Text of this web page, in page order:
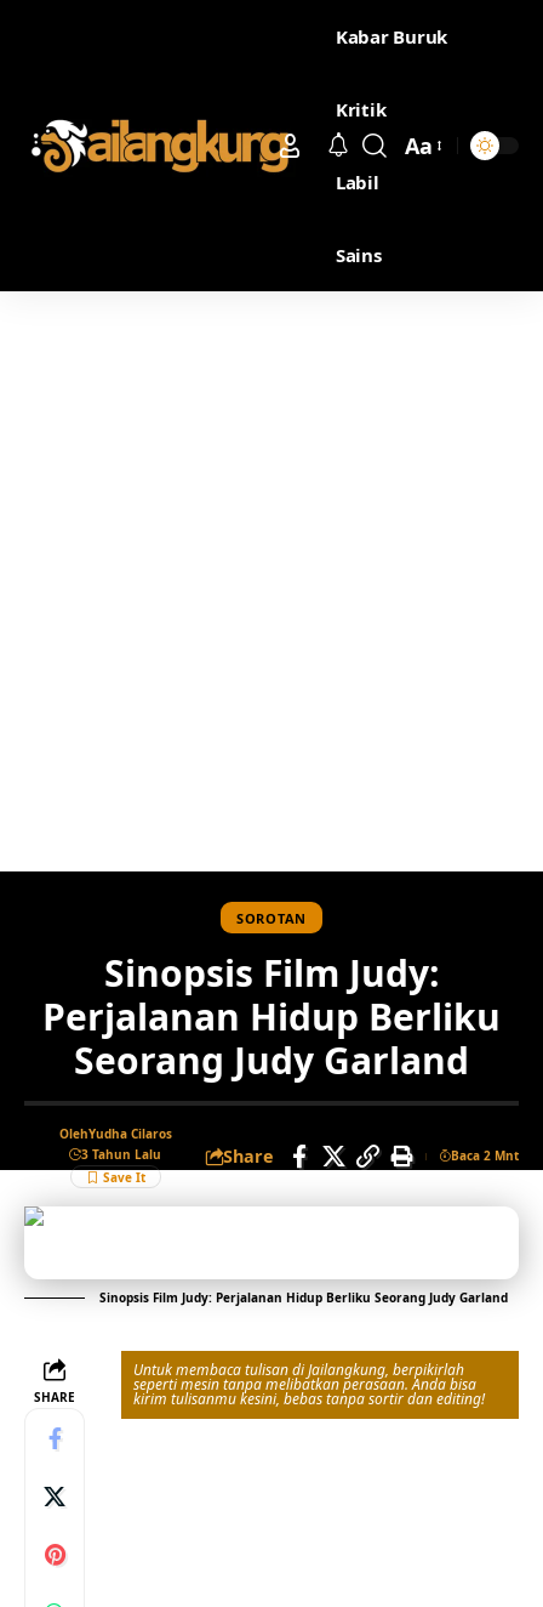
Kabar Buruk
Kritik
Labil
Sains
Aa
SOROTAN
Sinopsis Film Judy:
Perjalanan Hidup Berliku
Seorang Judy Garland
OlehYudha Cilaros
3 Tahun Lalu
Share Baca 2 Mnt
Sinopsis Film Judy: Perjalanan Hidup Berliku Seorang Judy Garland
SHARE
Untuk membaca tulisan di Jailangkung, berpikirlah
seperti mesin tanpa melibatkan perasaan. Anda bisa
kirim tulisanmu kesini, bebas tanpa sortir dan editing!